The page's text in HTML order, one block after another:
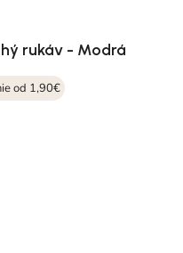
rukáv - Modrá
od 1,90€